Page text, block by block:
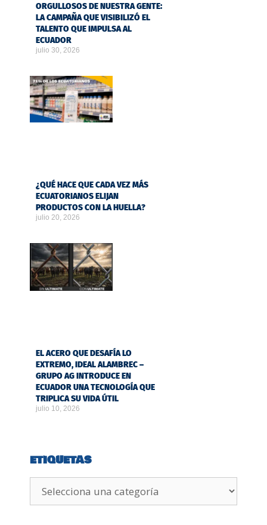
ORGULLOSOS DE NUESTRA GENTE:
LA CAMPAÑA QUE VISIBILIZÓ EL
TALENTO QUE IMPULSA AL
ECUADOR
julio 30, 2026
¿QUÉ HACE QUE CADA VEZ MÁS
ECUATORIANOS ELIJAN
PRODUCTOS CON LA HUELLA?
julio 20, 2026
EL ACERO QUE DESAFÍA LO
EXTREMO, IDEAL ALAMBREC –
GRUPO AG INTRODUCE EN
ECUADOR UNA TECNOLOGÍA QUE
TRIPLICA SU VIDA ÚTIL
julio 10, 2026
ETIQUETAS